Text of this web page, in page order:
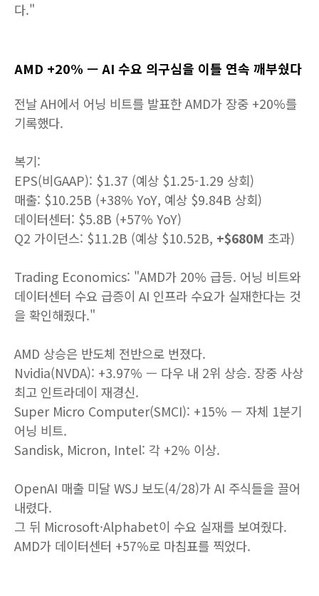
다."
AMD +20% — AI 수요 의구심을 이틀 연속 깨부쉈다
전날 AH에서 어닝 비트를 발표한 AMD가 장중 +20%를
기록했다.
복기:
EPS(비GAAP): $1.37 (예상 $1.25-1.29 상회)
매출: $10.25B (+38% YoY, 예상 $9.84B 상회)
데이터센터: $5.8B (+57% YoY)
Q2 가이던스: $11.2B (예상 $10.52B, +$680M 초과)
Trading Economics: "AMD가 20% 급등. 어닝 비트와
데이터센터 수요 급증이 AI 인프라 수요가 실재한다는 것
을 확인해줬다."
AMD 상승은 반도체 전반으로 번졌다.
Nvidia(NVDA): +3.97% — 다우 내 2위 상승. 장중 사상
최고 인트라데이 재경신.
Super Micro Computer(SMCI): +15% — 자체 1분기
어닝 비트.
Sandisk, Micron, Intel: 각 +2% 이상.
OpenAI 매출 미달 WSJ 보도(4/28)가 AI 주식들을 끌어
내렸다.
그 뒤 Microsoft·Alphabet이 수요 실재를 보여줬다.
AMD가 데이터센터 +57%로 마침표를 찍었다.